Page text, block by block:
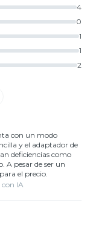
4
0
1
1
2
con un modo
y el adaptador de
deficiencias como
A pesar de ser un
el precio.
IA